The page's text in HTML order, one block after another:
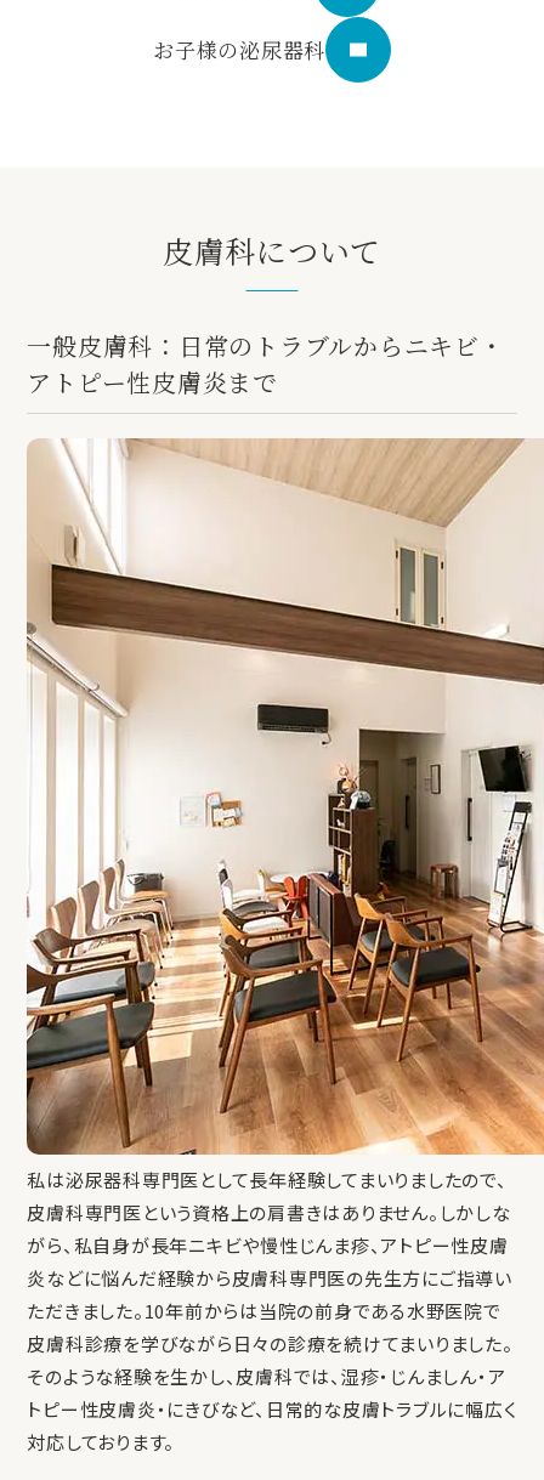
お子様の泌尿器科
皮膚科について
一般皮膚科：日常のトラブルからニキビ・
アトピー性皮膚炎まで
私は泌尿器科専門医として長年経験してまいりましたので、
皮膚科専門医という資格上の肩書きはありません。しかしな
がら、私自身が長年ニキビや慢性じんま疹、アトピー性皮膚
炎などに悩んだ経験から皮膚科専門医の先生方にご指導い
ただきました。10年前からは当院の前身である水野医院で
皮膚科診療を学びながら日々の診療を続けてまいりました。
そのような経験を生かし、皮膚科では、湿疹・じんましん・ア
トピー性皮膚炎・にきびなど、日常的な皮膚トラブルに幅広く
対応しております。